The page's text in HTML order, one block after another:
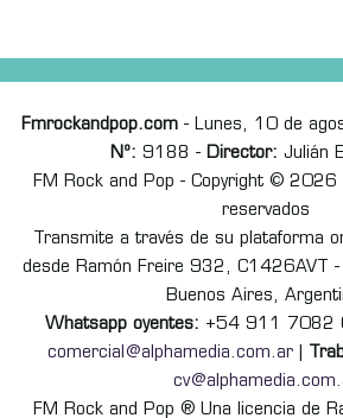
Fmrockandpop.com- Lunes, 10 de
Nº: 9188 - Director: Julián
FM Rock and Pop - Copyright © 2026
reservados
Transmite a través de su plataforma
desde Ramón Freire 932, C1426AVT -
Buenos Aires,
Whatsapp oyentes: +54 911 7082
comercial@alphamedia.com.ar
FM Rock and Pop ® Una licencia de